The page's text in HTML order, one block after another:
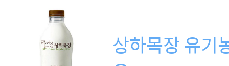
상하목장 유기